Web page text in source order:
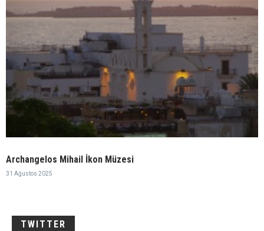
Archangelos Mihail İkon Müzesi
31 Ağustos 2025
TWITTER